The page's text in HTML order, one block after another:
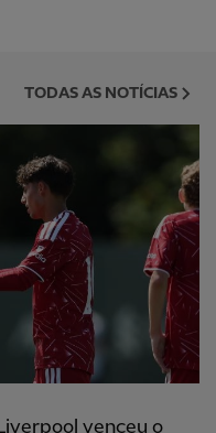
TODAS AS NOTÍCIAS
venceu o